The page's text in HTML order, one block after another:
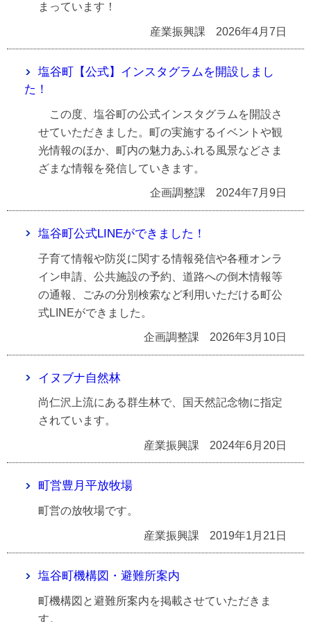
まっています！
産業振興課 2026年4月7日
塩谷町【公式】インスタグラムを開設しまし
た！
この度、塩谷町の公式インスタグラムを開設さ
せていただきました。町の実施するイベントや観
光情報のほか、町内の魅力あふれる風景などさま
ざまな情報を発信していきます。
企画調整課 2024年7月9日
塩谷町公式LINEができました！
子育て情報や防災に関する情報発信や各種オンラ
イン申請、公共施設の予約、道路への倒木情報等
の通報、ごみの分別検索など利用いただける町公
式LINEができました。
企画調整課 2026年3月10日
イヌブナ自然林
尚仁沢上流にある群生林で、国天然記念物に指定
されています。
産業振興課 2024年6月20日
町営豊月平放牧場
町営の放牧場です。
産業振興課 2019年1月21日
塩谷町機構図・避難所案内
町機構図と避難所案内を掲載させていただきま
す。